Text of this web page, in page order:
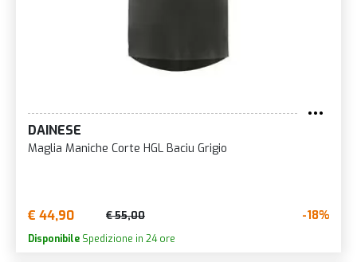
DAINESE
Maglia Maniche Corte HGL Baciu Grigio
€ 44,90 € 55,00 -18%
Disponibile Spedizione in 24 ore